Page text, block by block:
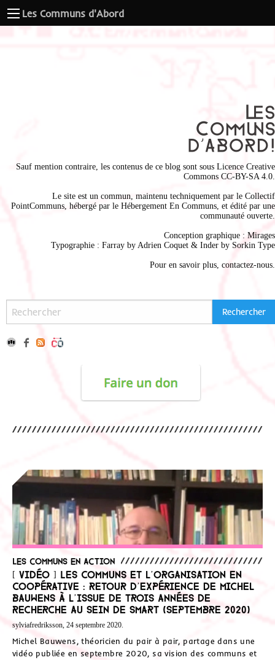
Les Communs d'Abord
Sauf mention contraire, les contenus de ce blog sont sous Licence Creative
Commons CC-BY-SA 4.0
Le site est un commun, maintenu techniquement par le Collectif
PointCommuns , hébergé par le Hébergement En Communs , et édité par une
communauté ouverte.
Conception graphique : Mirages
Typographie : Farray by Adrien Coquet & Inder by Sorkin Type
Pour en savoir plus, contactez-nous
Les communs en action
[ Vidéo ] Les communs et l’organisation en
coopérative : retour d’expérience de Michel
Bauwens à l’issue de trois années de
recherche au sein de Smart (septembre 2020)
sylviafredriksson, 24 septembre 2020.
Michel Bauwens, théoricien du pair à pair, partage dans une
vidéo publiée en septembre 2020, sa vision des communs et